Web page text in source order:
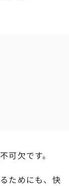
可欠です。
ためにも、快